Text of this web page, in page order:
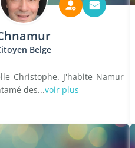
Belge
Christophe. J'habite Namur
des...voir plus